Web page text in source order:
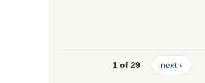
1 of 29 next ›